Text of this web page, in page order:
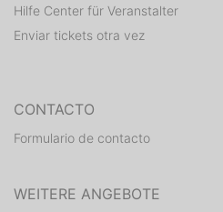
Hilfe Center für Veranstalter
Enviar tickets otra vez
CONTACTO
Formulario de contacto
WEITERE ANGEBOTE